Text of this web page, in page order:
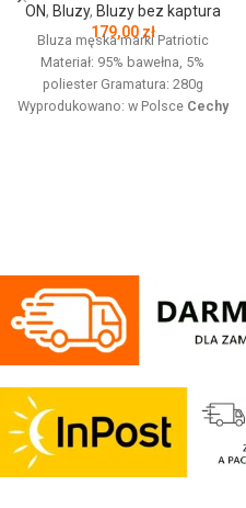
ON, Bluzy, Bluzy bez kaptura
179,00 zł
Bluza męska marki Patriotic
Materiał: 95% bawełna, 5%
poliester Gramatura: 280g
Wyprodukowano: w Polsce Cechy
brandu.